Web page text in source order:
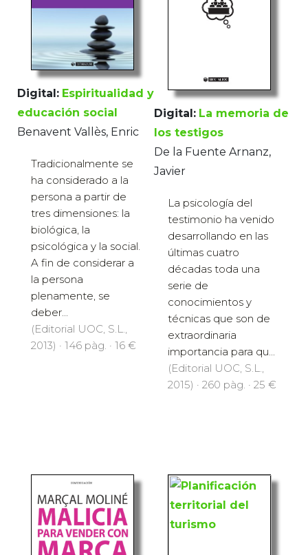
Digital: Espiritualidad y
educación social
Benavent Vallès, Enric
Tradicionalmente se
ha considerado a la
persona a partir de
tres dimensiones: la
biológica, la
psicológica y la social.
A fin de considerar a
la persona
plenamente, se
deber...
(Editorial UOC, S.L.,
2013) · 146 pàg. · 16 €
Digital: La memoria de
los testigos
De la Fuente Arnanz,
Javier
La psicología del
testimonio ha venido
desarrollando en las
últimas cuatro
décadas toda una
serie de
conocimientos y
técnicas que son de
extraordinaria
importancia para qu...
(Editorial UOC, S.L.,
2015) · 260 pàg. · 25 €